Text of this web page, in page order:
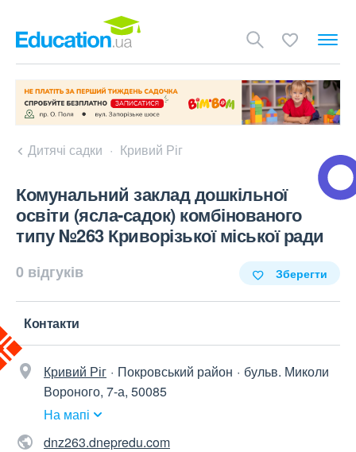
Дитячі садки Кривий Ріг
Комунальний заклад дошкільної
освіти (ясла-садок) комбінованого
типу №263 Криворізької міської ради
0 відгуків Зберегти
Контакти
Кривий Ріг Покровський район
бульв. Миколи
Вороного, 7-а, 50085
На мапі
dnz263.dnepredu.com